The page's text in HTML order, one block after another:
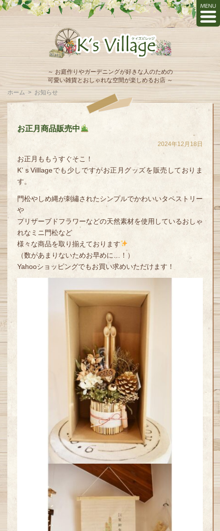
～ お庭作りやガーデニングが好きな人のための
可愛い雑貨とおしゃれな空間が楽しめるお店 ～
ホーム > お知らせ
お正月商品販売中
2024年12月18日
お正月ももうすぐそこ！
K’ｓVilllageでも少しですがお正月グッズを販売しておりま
す。
門松やしめ縄が刺繡されたシンプルでかわいいタペストリー
や
プリザーブドフラワーなどの天然素材を使用しているおしゃ
れなミニ門松など
様々な商品を取り揃えております
（数があまりないためお早めに…！）
Yahooショッピングでもお買い求めいただけます！